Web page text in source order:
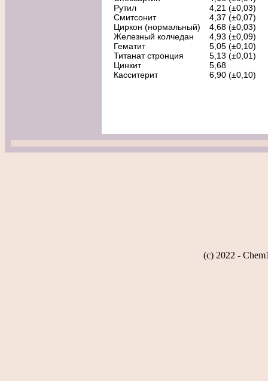
Рутил
4,21 (±0,03)
Смитсонит
4,37 (±0,07)
Циркон (нормальный)
4,68 (±0,03)
Железный колчедан
4,93 (±0,09)
Гематит
5,05 (±0,10)
Титанат стронция
5,13 (±0,01)
Цинкит
5,68
Касситерит
6,90 (±0,10)
(c) 2022 -